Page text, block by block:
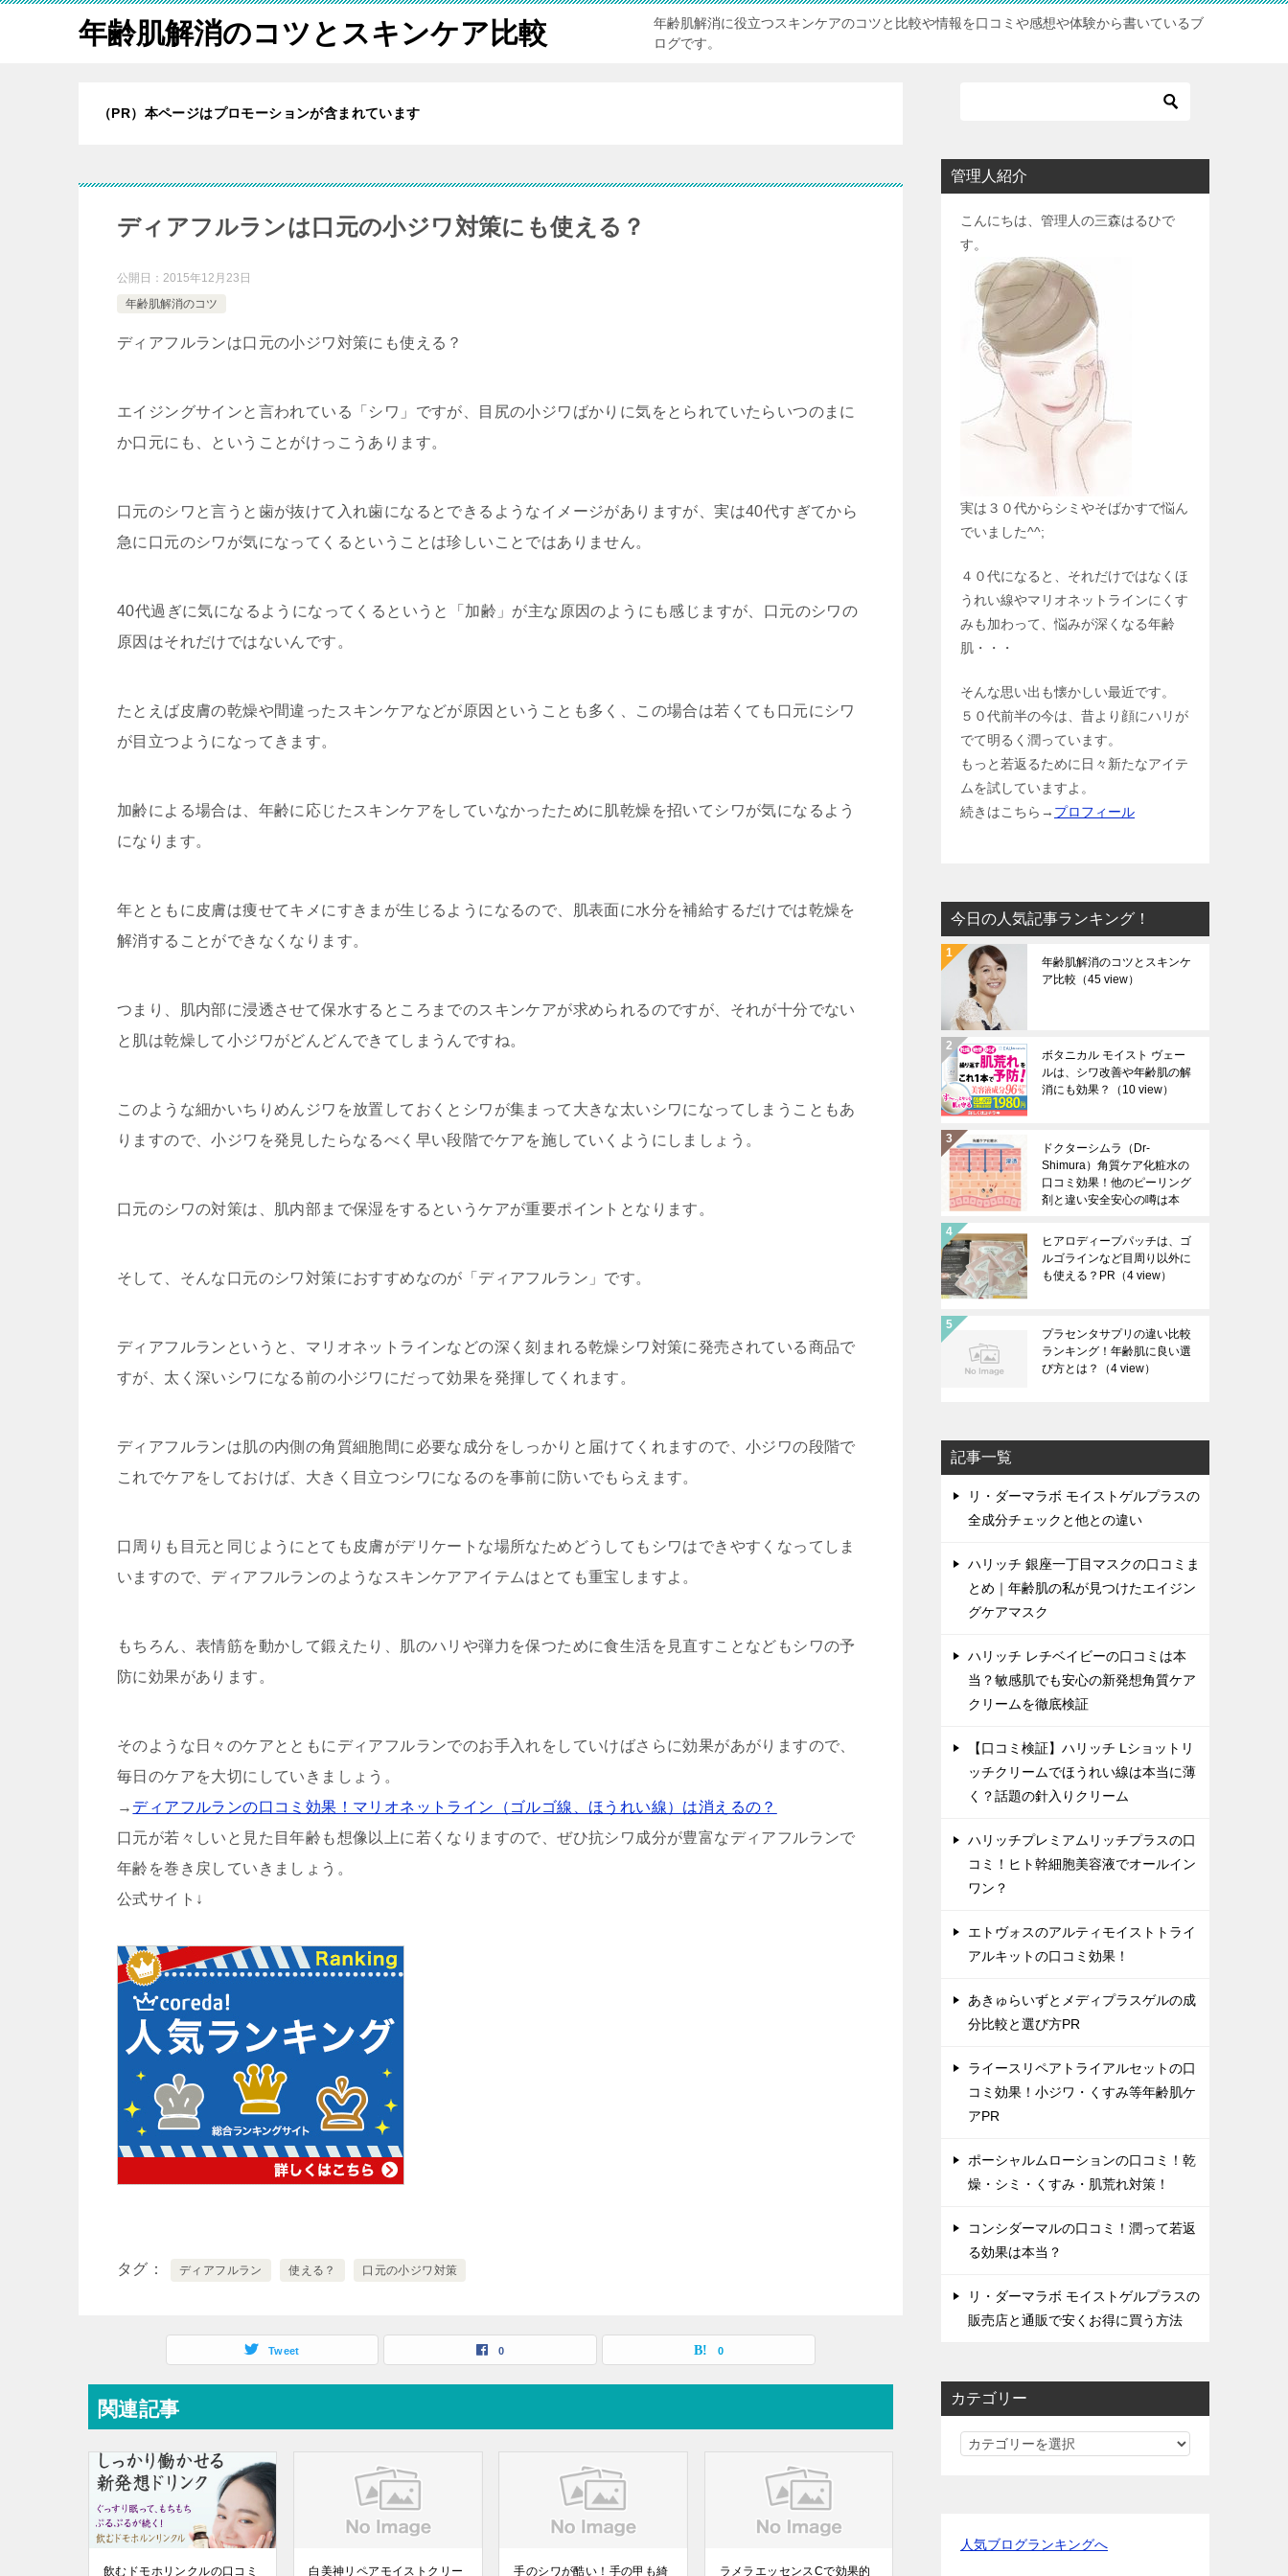
年齢肌解消のコツとスキンケア比較
年齢肌解消に役立つスキンケアのコツと比較や情報を口コミや感想や体験から書いているブ
ログです。
（PR）本ページはプロモーションが含まれています
ディアフルランは口元の小ジワ対策にも使える？
公開日： 2015年12月23日
年齢肌解消のコツ
ディアフルランは口元の小ジワ対策にも使える？
エイジングサインと言われている「シワ」ですが、目尻の小ジワばかりに気をとられていたらいつのまに
か口元にも、ということがけっこうあります。
口元のシワと言うと歯が抜けて入れ歯になるとできるようなイメージがありますが、実は40代すぎてから
急に口元のシワが気になってくるということは珍しいことではありません。
40代過ぎに気になるようになってくるというと「加齢」が主な原因のようにも感じますが、口元のシワの
原因はそれだけではないんです。
たとえば皮膚の乾燥や間違ったスキンケアなどが原因ということも多く、この場合は若くても口元にシワ
が目立つようになってきます。
加齢による場合は、年齢に応じたスキンケアをしていなかったために肌乾燥を招いてシワが気になるよう
になります。
年とともに皮膚は痩せてキメにすきまが生じるようになるので、肌表面に水分を補給するだけでは乾燥を
解消することができなくなります。
つまり、肌内部に浸透させて保水するところまでのスキンケアが求められるのですが、それが十分でない
と肌は乾燥して小ジワがどんどんできてしまうんですね。
このような細かいちりめんジワを放置しておくとシワが集まって大きな太いシワになってしまうこともあ
りますので、小ジワを発見したらなるべく早い段階でケアを施していくようにしましょう。
口元のシワの対策は、肌内部まで保湿をするというケアが重要ポイントとなります。
そして、そんな口元のシワ対策におすすめなのが「ディアフルラン」です。
ディアフルランというと、マリオネットラインなどの深く刻まれる乾燥シワ対策に発売されている商品で
すが、太く深いシワになる前の小ジワにだって効果を発揮してくれます。
ディアフルランは肌の内側の角質細胞間に必要な成分をしっかりと届けてくれますので、小ジワの段階で
これでケアをしておけば、大きく目立つシワになるのを事前に防いでもらえます。
口周りも目元と同じようにとても皮膚がデリケートな場所なためどうしてもシワはできやすくなってしま
いますので、ディアフルランのようなスキンケアアイテムはとても重宝しますよ。
もちろん、表情筋を動かして鍛えたり、肌のハリや弾力を保つために食生活を見直すことなどもシワの予
防に効果があります。
そのような日々のケアとともにディアフルランでのお手入れをしていけばさらに効果があがりますので、
毎日のケアを大切にしていきましょう。
→ ディアフルランの口コミ効果！マリオネットライン（ゴルゴ線、ほうれい線）は消えるの？
口元が若々しいと見た目年齢も想像以上に若くなりますので、ぜひ抗シワ成分が豊富なディアフルランで
年齢を巻き戻していきましょう。
公式サイト↓
タグ ディアフルラン 使える？ 口元の小ジワ対策
Tweet 0 0
関連記事
飲むドモホリンクルの口コミ 白美神リペアモイストクリー 手のシワが酷い！手の甲も綺 ラメラエッセンスCで効果的
管理人紹介
こんにちは、管理人の三森はるひで
す。
実は３０代からシミやそばかすで悩ん
でいました^^;
４０代になると、それだけではなくほ
うれい線やマリオネットラインにくす
みも加わって、悩みが深くなる年齢
肌・・・
そんな思い出も懐かしい最近です。
５０代前半の今は、昔より顔にハリが
でて明るく潤っています。
もっと若返るために日々新たなアイテ
ムを試していますよ。
続きはこちら→ プロフィール
今日の人気記事ランキング！
年齢肌解消のコツとスキンケ
ア比較 （45 view）
ボタニカル モイスト ヴェー
ルは、シワ改善や年齢肌の解
消にも効果？
（10 view）
ドクターシムラ（Dr-
Shimura）角質ケア化粧水の
口コミ効果！他のピーリング
剤と違い安全安心の噂は本
ヒアロディープパッチは、ゴ
ルゴラインなど目周り以外に
も使える？PR （4 view）
プラセンタサプリの違い比較
ランキング！年齢肌に良い選
び方とは？
（4 view）
記事一覧
リ・ダーマラボ モイストゲルプラスの
全成分チェックと他との違い
ハリッチ 銀座一丁目マスクの口コミま
とめ｜年齢肌の私が見つけたエイジン
グケアマスク
ハリッチ レチベイビーの口コミは本
当？敏感肌でも安心の新発想角質ケア
クリームを徹底検証
【口コミ検証】ハリッチ Lショットリ
ッチクリームでほうれい線は本当に薄
く？話題の針入りクリーム
ハリッチプレミアムリッチプラスの口
コミ！ヒト幹細胞美容液でオールイン
ワン？
エトヴォスのアルティモイストトライ
アルキットの口コミ効果！
あきゅらいずとメディプラスゲルの成
分比較と選び方PR
ライースリペアトライアルセットの口
コミ効果！小ジワ・くすみ等年齢肌ケ
アPR
ポーシャルムローションの口コミ！乾
燥・シミ・くすみ・肌荒れ対策！
コンシダーマルの口コミ！潤って若返
る効果は本当？
リ・ダーマラボ モイストゲルプラスの
販売店と通販で安くお得に買う方法
カテゴリー
カ
ー
人気ブログランキングへ